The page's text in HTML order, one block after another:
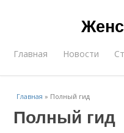
Главная Новости
Главная » Полный гид
Полный гид